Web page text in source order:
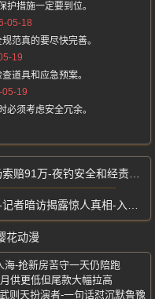
护措施一定要到位。
05-18
范真的要尽快完善。
19
道具和应急预案。
19
必须考虑安全冗余。
-夜钓安全和经责任的广泛讨论
露惊人真相-入住安全问题引争议
花动漫
海-抢新房苦守一天仍陪跑
供更低但尾款大幅拉高
则天扮演者-一句话怼沉默鲁豫